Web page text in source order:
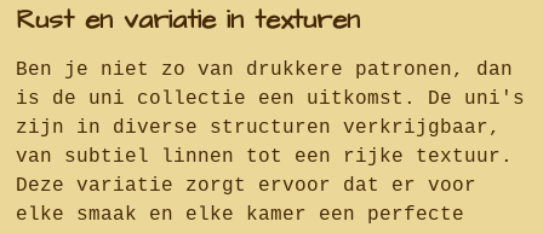
Rust en variatie in texturen
Ben je niet zo van drukkere patronen, dan
is de uni collectie een uitkomst. De uni's
zijn in diverse structuren verkrijgbaar,
van subtiel linnen tot een rijke textuur.
Deze variatie zorgt ervoor dat er voor
elke smaak en elke kamer een perfecte